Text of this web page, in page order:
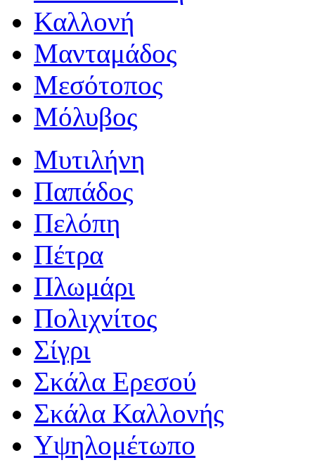
Καλλονή
Μανταμάδος
Μεσότοπος
Μόλυβος
Μυτιλήνη
Παπάδος
Πελόπη
Πέτρα
Πλωμάρι
Πολιχνίτος
Σίγρι
Σκάλα Ερεσού
Σκάλα Καλλονής
Υψηλομέτωπο